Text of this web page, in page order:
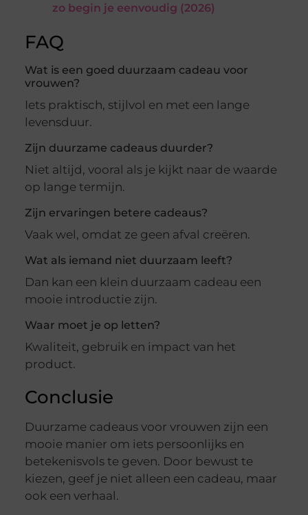
zo begin je eenvoudig (2026)
FAQ
Wat is een goed duurzaam cadeau voor
vrouwen?
Iets praktisch, stijlvol en met een lange
levensduur.
Zijn duurzame cadeaus duurder?
Niet altijd, vooral als je kijkt naar de waarde
op lange termijn.
Zijn ervaringen betere cadeaus?
Vaak wel, omdat ze geen afval creëren.
Wat als iemand niet duurzaam leeft?
Dan kan een klein duurzaam cadeau een
mooie introductie zijn.
Waar moet je op letten?
Kwaliteit, gebruik en impact van het
product.
Conclusie
Duurzame cadeaus voor vrouwen zijn een
mooie manier om iets persoonlijks en
betekenisvols te geven. Door bewust te
kiezen, geef je niet alleen een cadeau, maar
ook een verhaal.